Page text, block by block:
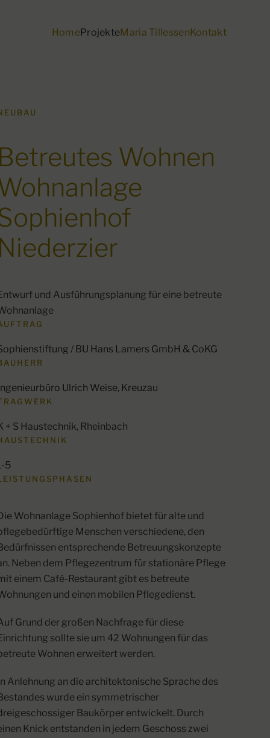
HomeProjekteMaria TillessenKontakt
Wohnen
und Ausführungsplanung für eine betreute
/ BU Hans Lamers GmbH & CoKG
Ulrich Weise, Kreuzau
+ S Haustechnik, Rheinbach
5
Wohnanlage Sophienhof bietet für alte und
Menschen verschiedene, den
entsprechende Betreuungskonzepte
Neben dem Pflegezentrum für stationäre Pflege
einem Café-Restaurant gibt es betreute
und einen mobilen Pflegedienst.
Grund der großen Nachfrage für diese
sollte sie um 42 Wohnungen für das
Wohnen erweitert werden.
Anlehnung an die architektonische Sprache des
wurde ein symmetrischer
Baukörper entwickelt. Durch
Knick entstanden in jedem Geschoss zwei